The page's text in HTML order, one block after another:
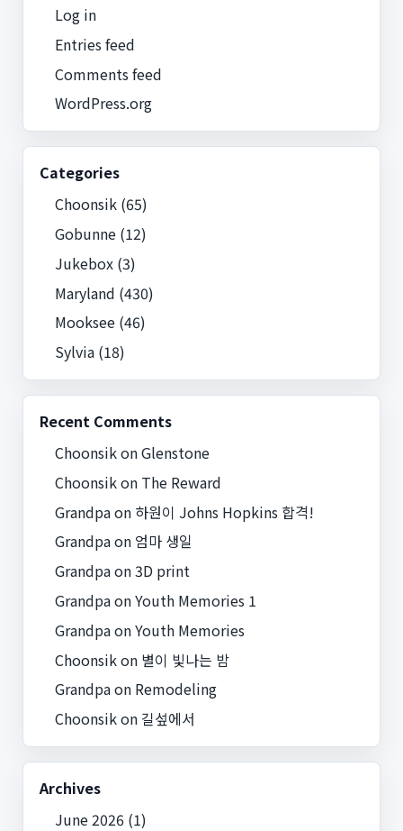
Log in
Entries feed
Comments feed
WordPress.org
Categories
Choonsik(65)
Gobunne(12)
Jukebox(3)
Maryland (430)
Mooksee(46)
Sylvia(18)
Recent Comments
ChoonsikonGlenstone
Choonsikon The Reward
Grandpaon 하원이 Johns Hopkins 합격!
Grandpaon 엄마 생일
Grandpaon3D print
GrandpaonYouth Memories 1
GrandpaonYouth Memories
Choonsikon 별이 빛나는 밤
Grandpaon Remodeling
Choonsikon 길섶에서
Archives
June 2026(1)